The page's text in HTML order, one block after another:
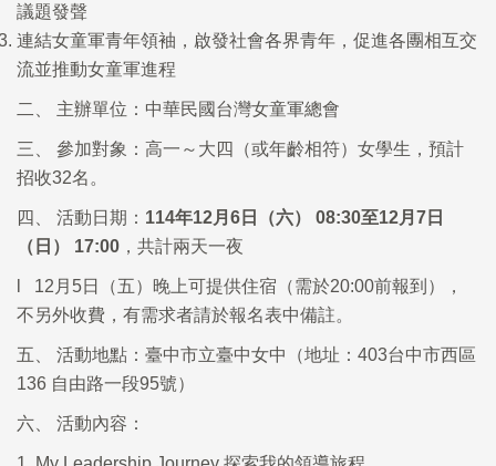
議題發聲
連結女童軍青年領袖，啟發社會各界青年，促進各團相互交
流並推動女童軍進程
二、 主辦單位：中華民國台灣女童軍總會
三、 參加對象：高一～大四（或年齡相符）女學生，預計
招收32名。
四、 活動日期： 114年12月 6 日（六） 08:30至12月 7 日
（日）
17:00 ，共計兩天一夜
l 12月5日（五）晚上可提供住宿（需於20:00前報到），
不另外收費，有需求者請於報名表中備註。
五、 活動地點：臺中市立臺中女中（地址：403台中市西區
136 自由路一段95號）
六、 活動內容：